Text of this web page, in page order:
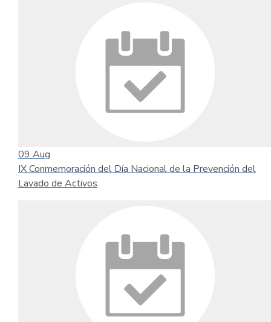
09 Aug
IX Conmemoración del Día Nacional de la Prevención del
Lavado de Activos